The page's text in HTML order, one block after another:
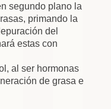
segundo plano la
primando la
del
estas con
al ser hormonas
de grasa e